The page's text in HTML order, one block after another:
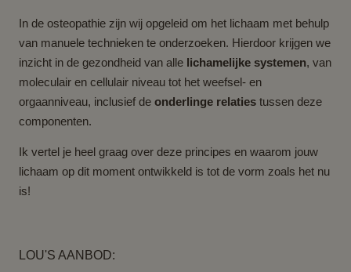
In de osteopathie zijn wij opgeleid om het lichaam met behulp
van manuele technieken te onderzoeken. Hierdoor krijgen we
inzicht in de gezondheid van alle lichamelijke systemen, van
moleculair en cellulair niveau tot het weefsel- en
orgaanniveau, inclusief de onderlinge relaties tussen deze
componenten.
Ik vertel je heel graag over deze principes en waarom jouw
lichaam op dit moment ontwikkeld is tot de vorm zoals het nu
is!
LOU'S AANBOD: